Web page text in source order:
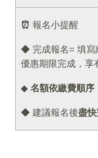
⏰ 報名小提醒
◆ 完成報名= 填寫
優惠期限完成，享
◆ 名額依繳費順序
◆ 建議報名後盡